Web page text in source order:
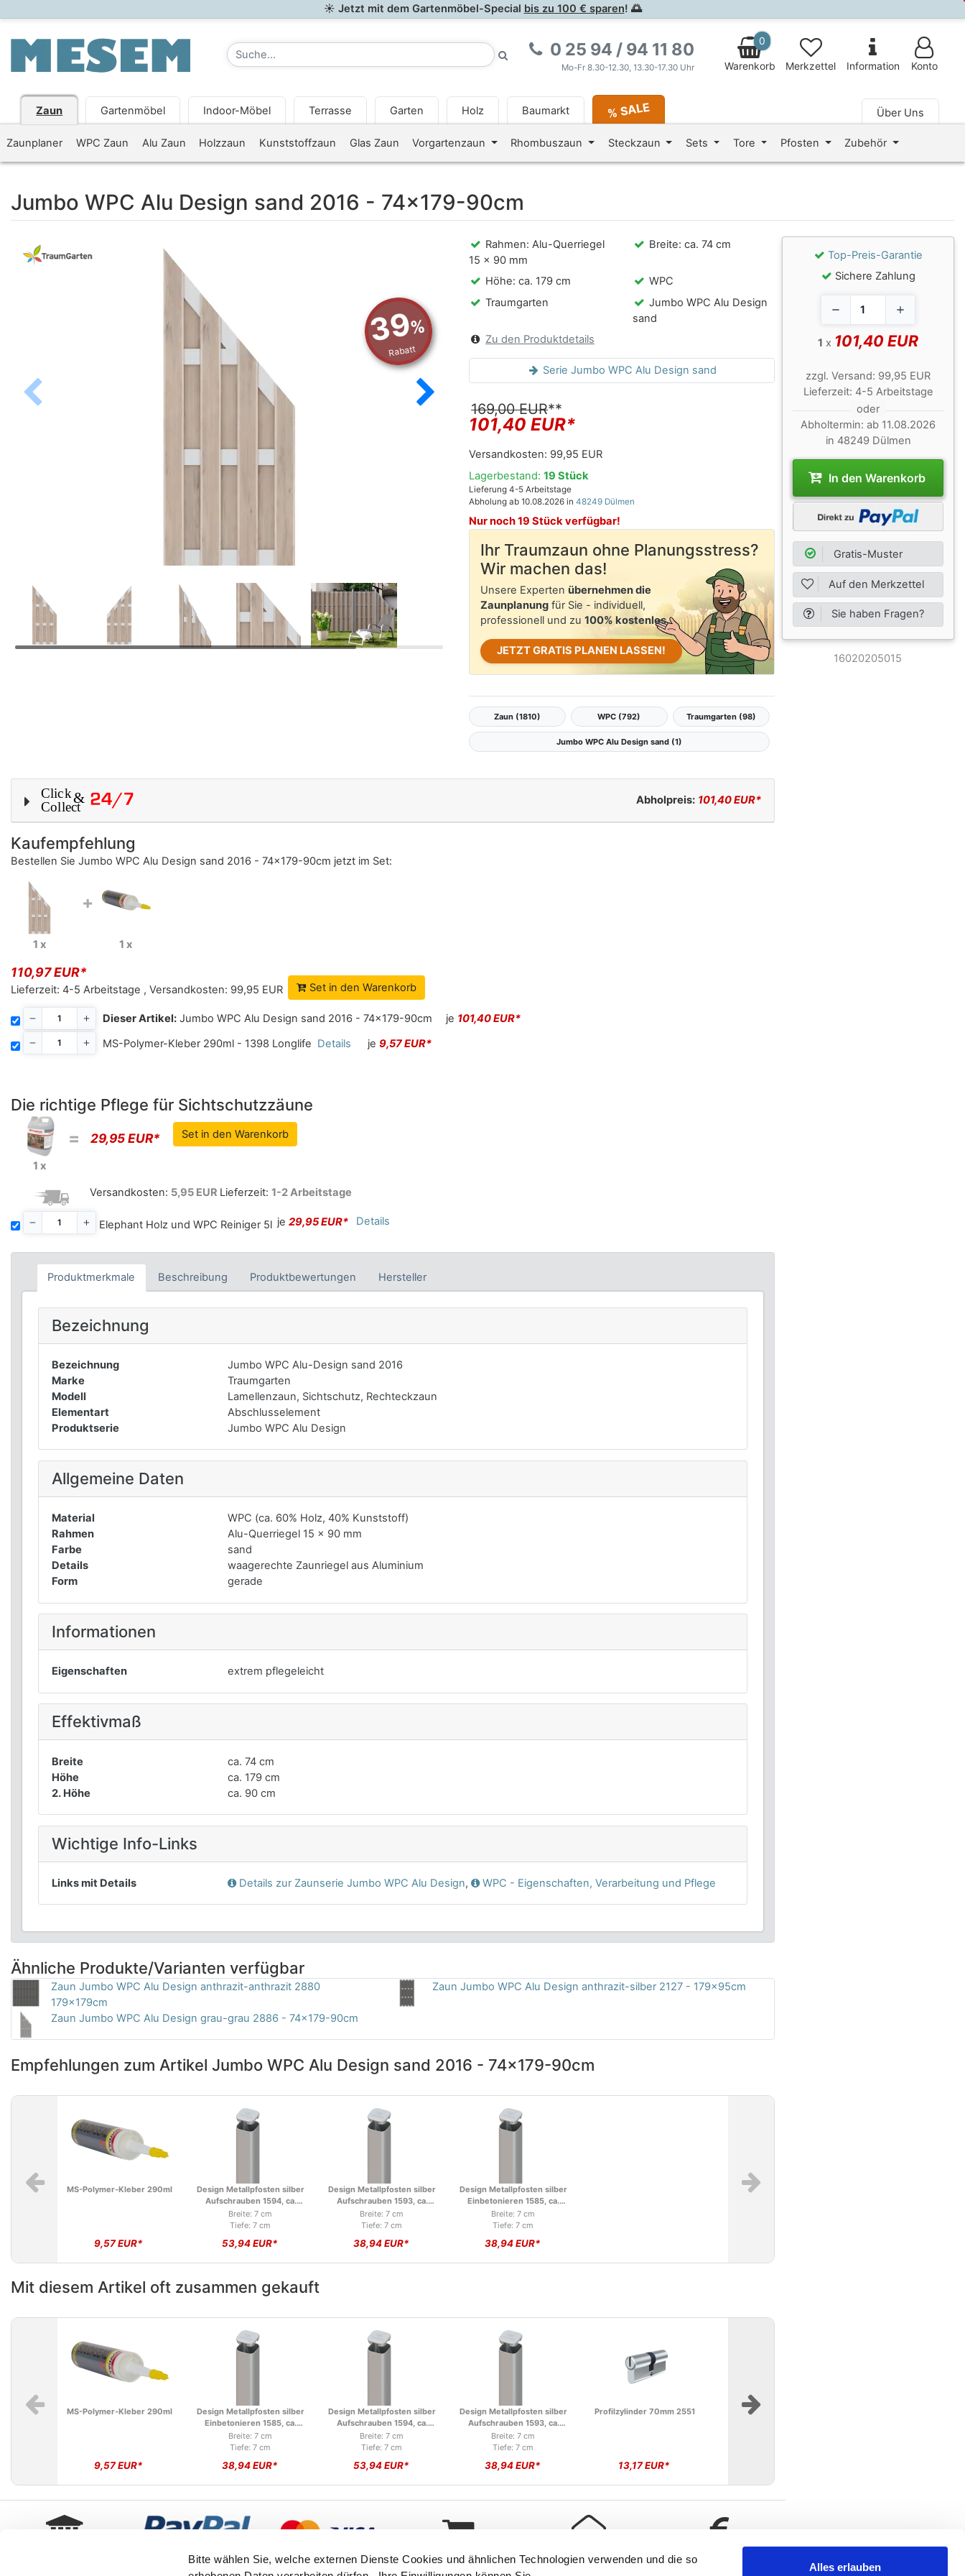
Bitte wählen Sie, welche externen Dienste Cookies und ähnlichen Technologien verwenden und die so
Alles erlauben
☀ Jetzt mit dem Gartenmöbel-Special bis zu 100 € sparen! 🌅
0 25 94 / 94 11 80
Mo-Fr 8.30-12.30, 13.30-17.30 Uhr Warenkorb
0
Merkzettel Information Konto
Zaun
Zaunplaner WPC Zaun Alu Zaun Holzzaun Kunststoffzaun Glas Zaun Vorgartenzaun Rhombuszaun Steckzaun Sets Tore Pfosten Zubehör
Gartenmöbel Indoor-Möbel Terrasse Garten Holz Baumarkt % SALE Über Uns
<i class="fa fa-newspaper-o fa-fw" aria-hidden="true"></i> Magazin
Jumbo WPC Alu Design sand 2016 - 74x179-90cm
Top-Preis-Garantie
Sichere Zahlung
1 x 101,40 EUR
zzgl. Versand: 99,95 EUR
Lieferzeit: 4-5 Arbeitstage
oder
Abholtermin: ab 11.08.2026
in 48249 Dülmen
In den Warenkorb
Gratis-Muster
Auf den Merkzettel
Sie haben Fragen?
39%
Rabatt
Rückseite
Rahmen: Alu-Querriegel
15 x 90 mm
Breite: ca. 74 cm
Höhe: ca. 179 cm
WPC
Traumgarten
Jumbo WPC Alu Design
sand
Zu den Produktdetails
Serie Jumbo WPC Alu Design sand
169,00 EUR**
101,40 EUR*
Versandkosten: 99,95 EUR
Lagerbestand:19 Stück
Lieferung 4-5 Arbeitstage
Abholung ab 10.08.2026 in48249 Dülmen
Nur noch 19 Stück verfügbar!
Ihr Traumzaun ohne Planungsstress?
Wir machen das!
Unsere Experten übernehmen die
Zaunplanungfür Sie - individuell,
professionell und zu 100% kostenlos.
JETZT GRATIS PLANEN LASSEN!
Zaun (1810) WPC (792) Traumgarten (98)
Jumbo WPC Alu Design sand (1)
Abholpreis: 101,40 EUR*
Kaufempfehlung
Bestellen Sie Jumbo WPC Alu Design sand 2016 - 74x179-90cm jetzt im Set:
+
1 x 1 x
110,97 EUR*
Lieferzeit: 4-5 Arbeitstage , Versandkosten: 99,95 EUR Set in den Warenkorb
Dieser Artikel: Jumbo WPC Alu Design sand 2016 - 74x179-90cm je 101,40 EUR*
MS-Polymer-Kleber 290ml - 1398 Longlife Details je 9,57 EUR*
Die richtige Pflege für Sichtschutzzäune
1 x
= 29,95 EUR*
Versandkosten: 5,95 EUR Lieferzeit: 1-2 Arbeitstage
Elephant Holz und WPC Reiniger 5l je 29,95 EUR* Details
Produktmerkmale Beschreibung Produktbewertungen Hersteller
Bezeichnung
Bezeichnung
Jumbo WPC Alu-Design sand 2016
Marke
Traumgarten
Modell
Lamellenzaun, Sichtschutz, Rechteckzaun
Elementart
Abschlusselement
Produktserie
Jumbo WPC Alu Design
Allgemeine Daten
Material
WPC (ca. 60% Holz, 40% Kunststoff)
Rahmen
Alu-Querriegel 15 x 90 mm
Farbe
sand
Details
waagerechte Zaunriegel aus Aluminium
Form
gerade
Informationen
Eigenschaften extrem pflegeleicht
Effektivmaß
Breite
ca. 74 cm
Höhe
ca. 179 cm
2. Höhe
ca. 90 cm
Wichtige Info-Links
Links mit Details Details zur Zaunserie Jumbo WPC Alu Design, WPC - Eigenschaften, Verarbeitung und Pflege
Ähnliche Produkte/Varianten verfügbar
Zaun Jumbo WPC Alu Design anthrazit-anthrazit 2880
179x179cm
Zaun Jumbo WPC Alu Design anthrazit-silber 2127 - 179x95cm
Zaun Jumbo WPC Alu Design grau-grau 2886 - 74x179-90cm
Empfehlungen zum Artikel Jumbo WPC Alu Design sand 2016 - 74x179-90cm
9,57 EUR*
MS-Polymer-Kleber 290ml
53,94 EUR*
Design Metallpfosten silber
Aufschrauben 1594, ca.
195cm
Breite: 7 cm
Tiefe: 7 cm
38,94 EUR*
Design Metallpfosten silber
Aufschrauben 1593, ca.
105cm
Breite: 7 cm
Tiefe: 7 cm
38,94 EUR*
Design Metallpfosten silber
Einbetonieren 1585, ca.
150cm
Breite: 7 cm
Tiefe: 7 cm
Mit diesem Artikel oft zusammen gekauft
9,57 EUR*
MS-Polymer-Kleber 290ml
38,94 EUR*
Design Metallpfosten silber
Einbetonieren 1585, ca.
150cm
Breite: 7 cm
Tiefe: 7 cm
53,94 EUR*
Design Metallpfosten silber
Aufschrauben 1594, ca.
195cm
Breite: 7 cm
Tiefe: 7 cm
38,94 EUR*
Design Metallpfosten silber
Aufschrauben 1593, ca.
105cm
Breite: 7 cm
Tiefe: 7 cm
13,17 EUR*
Profilzylinder 70mm 2551